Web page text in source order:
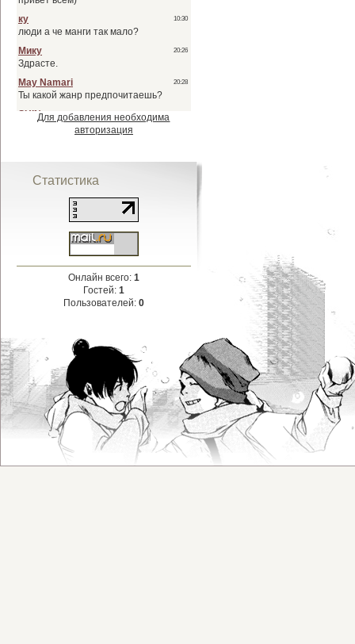
Для добавления необходима
авторизация
Статистика
Онлайн всего: 1
Гостей: 1
Пользователей: 0